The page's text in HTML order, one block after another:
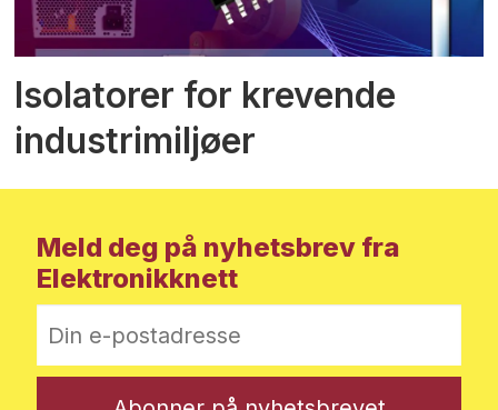
Isolatorer for krevende
industrimiljøer
Meld deg på nyhetsbrev fra
Elektronikknett